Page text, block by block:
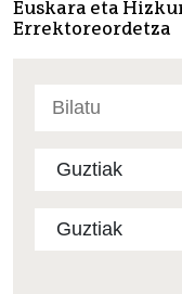
Euskara eta
Errektoreordetza
atarian